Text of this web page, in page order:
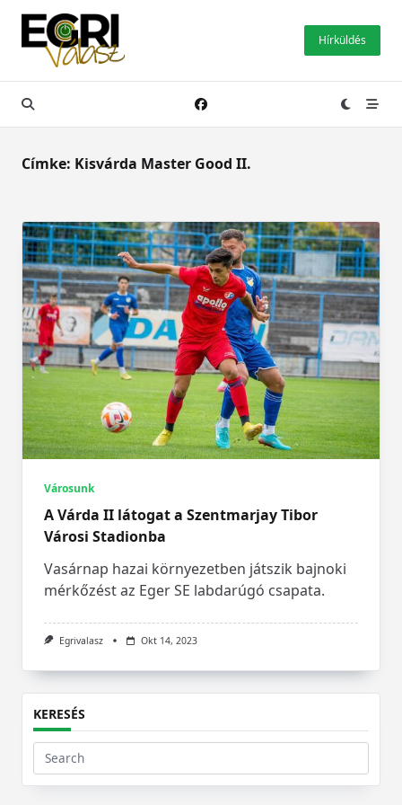
Skip
content
Hírküldés
Címke: Kisvárda Master Good II.
Városunk
A Várda II látogat a Szentmarjay Tibor
Városi Stadionba
Vasárnap hazai környezetben játszik bajnoki
mérkőzést az Eger SE labdarúgó csapata.
Egrivalasz Okt 14, 2023
KERESÉS
Search
for: